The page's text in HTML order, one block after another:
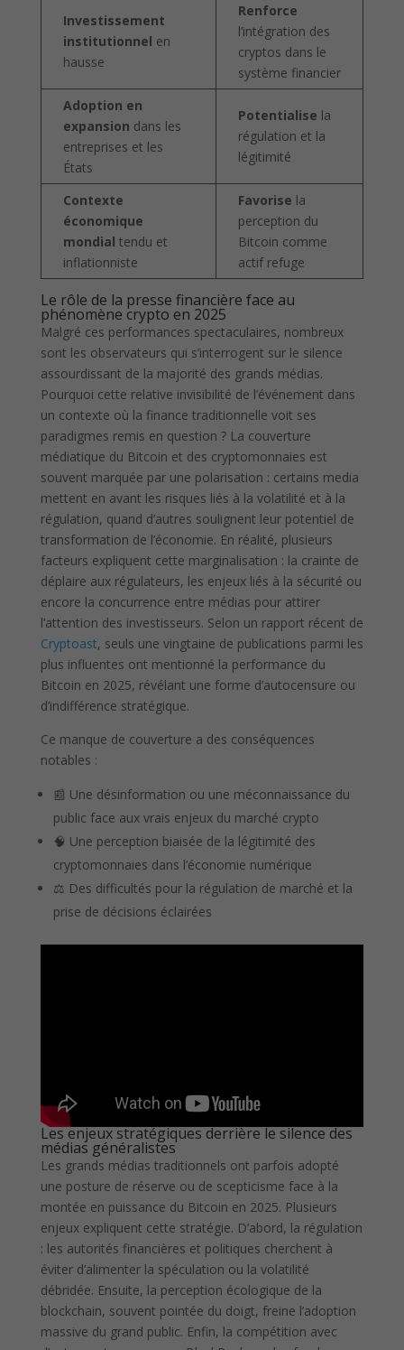
Investissement
institutionnel en
hausse
Renforce
l’intégration des
cryptos dans le
système financier
Adoption en
expansion dans les
entreprises et les
États
Potentialise la
régulation et la
légitimité
Contexte
économique
mondial tendu et
inflationniste
Favorise la
perception du
Bitcoin comme
actif refuge
Le rôle de la presse financière face au
phénomène crypto en 2025
Malgré ces performances spectaculaires, nombreux
sont les observateurs qui s’interrogent sur le silence
assourdissant de la majorité des grands médias.
Pourquoi cette relative invisibilité de l’événement dans
un contexte où la finance traditionnelle voit ses
paradigmes remis en question ? La couverture
médiatique du Bitcoin et des cryptomonnaies est
souvent marquée par une polarisation : certains media
mettent en avant les risques liés à la volatilité et à la
régulation, quand d’autres soulignent leur potentiel de
transformation de l’économie. En réalité, plusieurs
facteurs expliquent cette marginalisation : la crainte de
déplaire aux régulateurs, les enjeux liés à la sécurité ou
encore la concurrence entre médias pour attirer
l’attention des investisseurs. Selon un rapport récent de
Cryptoast, seuls une vingtaine de publications parmi les
plus influentes ont mentionné la performance du
Bitcoin en 2025, révélant une forme d’autocensure ou
d’indifférence stratégique.
Ce manque de couverture a des conséquences
notables :
📰 Une désinformation ou une méconnaissance du
public face aux vrais enjeux du marché crypto
🧠 Une perception biaisée de la légitimité des
cryptomonnaies dans l’économie numérique
⚖️ Des difficultés pour la régulation de marché et la
prise de décisions éclairées
Les enjeux stratégiques derrière le silence des
médias généralistes
Les grands médias traditionnels ont parfois adopté
une posture de réserve ou de scepticisme face à la
montée en puissance du Bitcoin en 2025. Plusieurs
enjeux expliquent cette stratégie. D’abord, la régulation
: les autorités financières et politiques cherchent à
éviter d’alimenter la spéculation ou la volatilité
débridée. Ensuite, la perception écologique de la
blockchain, souvent pointée du doigt, freine l’adoption
massive du grand public. Enfin, la compétition avec